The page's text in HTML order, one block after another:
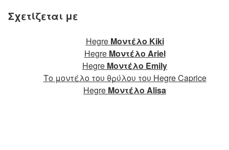
Σχετίζεται με
Hegre Μοντέλο Kiki
Hegre Μοντέλο Ariel
Hegre Μοντέλο Emily
Το μοντέλο του θρύλου του Hegre Caprice
Hegre Μοντέλο Alisa